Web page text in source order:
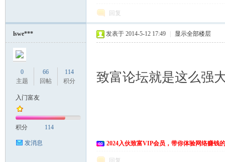
回复
lswe***
0
主题
66
回帖
114
积分
入门富友
积分 114
发消息
发表于 2014-5-12 17:49 显示全部楼层
致富论坛就是这么强
2024入伙致富VIP会员，带你体验网络赚钱
回复